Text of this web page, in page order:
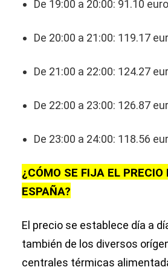
De 19:00 a 20:00: 91.10
De 20:00 a 21:00: 119.17
De 21:00 a 22:00: 124.27
De 22:00 a 23:00: 126.87
De 23:00 a 24:00: 118.56
¿CÓMO SE FIJA EL PRECIO
ESPAÑA?
El precio se establece día a
también de los diversos
centrales térmicas